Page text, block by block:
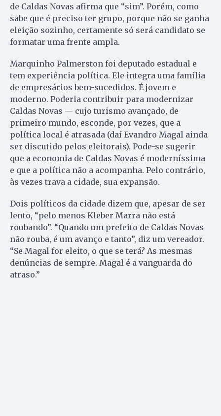
de Caldas Novas afirma que “sim”. Porém, como
sabe que é preciso ter grupo, porque não se ganha
eleição sozinho, certamente só será candidato se
formatar uma frente ampla.
Marquinho Palmerston foi deputado estadual e
tem experiência política. Ele integra uma família
de empresários bem-sucedidos. É jovem e
moderno. Poderia contribuir para modernizar
Caldas Novas — cujo turismo avançado, de
primeiro mundo, esconde, por vezes, que a
política local é atrasada (daí Evandro Magal ainda
ser discutido pelos eleitorais). Pode-se sugerir
que a economia de Caldas Novas é moderníssima
e que a política não a acompanha. Pelo contrário,
às vezes trava a cidade, sua expansão.
Dois políticos da cidade dizem que, apesar de ser
lento, “pelo menos Kleber Marra não está
roubando”. “Quando um prefeito de Caldas Novas
não rouba, é um avanço e tanto”, diz um vereador.
“Se Magal for eleito, o que se terá? As mesmas
denúncias de sempre. Magal é a vanguarda do
atraso.”